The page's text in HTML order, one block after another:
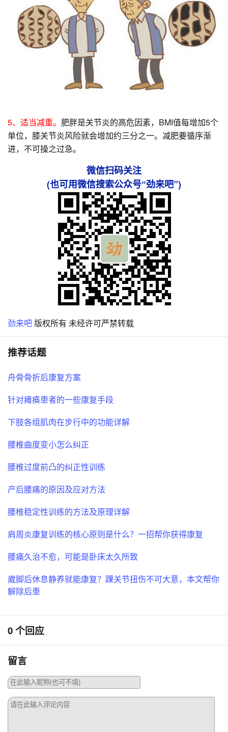
5、适当减重。 肥胖是关节炎的高危因素，BMI值每增加5个
单位，膝关节炎风险就会增加约三分之一。减肥要循序渐
进，不可操之过急。
微信扫码关注
(也可用微信搜索公众号“劲来吧”)
劲来吧 版权所有 未经许可严禁转载
推荐话题
舟骨骨折后康复方案
针对瘫痪患者的一些康复手段
下肢各组肌肉在步行中的功能详解
腰椎曲度变小怎么纠正
腰椎过度前凸的纠正性训练
产后腰痛的原因及应对方法
腰椎稳定性训练的方法及原理详解
肩周炎康复训练的核心原则是什么？一招帮你获得康复
腰痛久治不愈，可能是卧床太久所致
崴脚后休息静养就能康复？踝关节扭伤不可大意，本文帮你
解除后患
0 个回应
留言